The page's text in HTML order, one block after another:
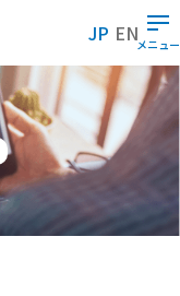
JP ENメニュー